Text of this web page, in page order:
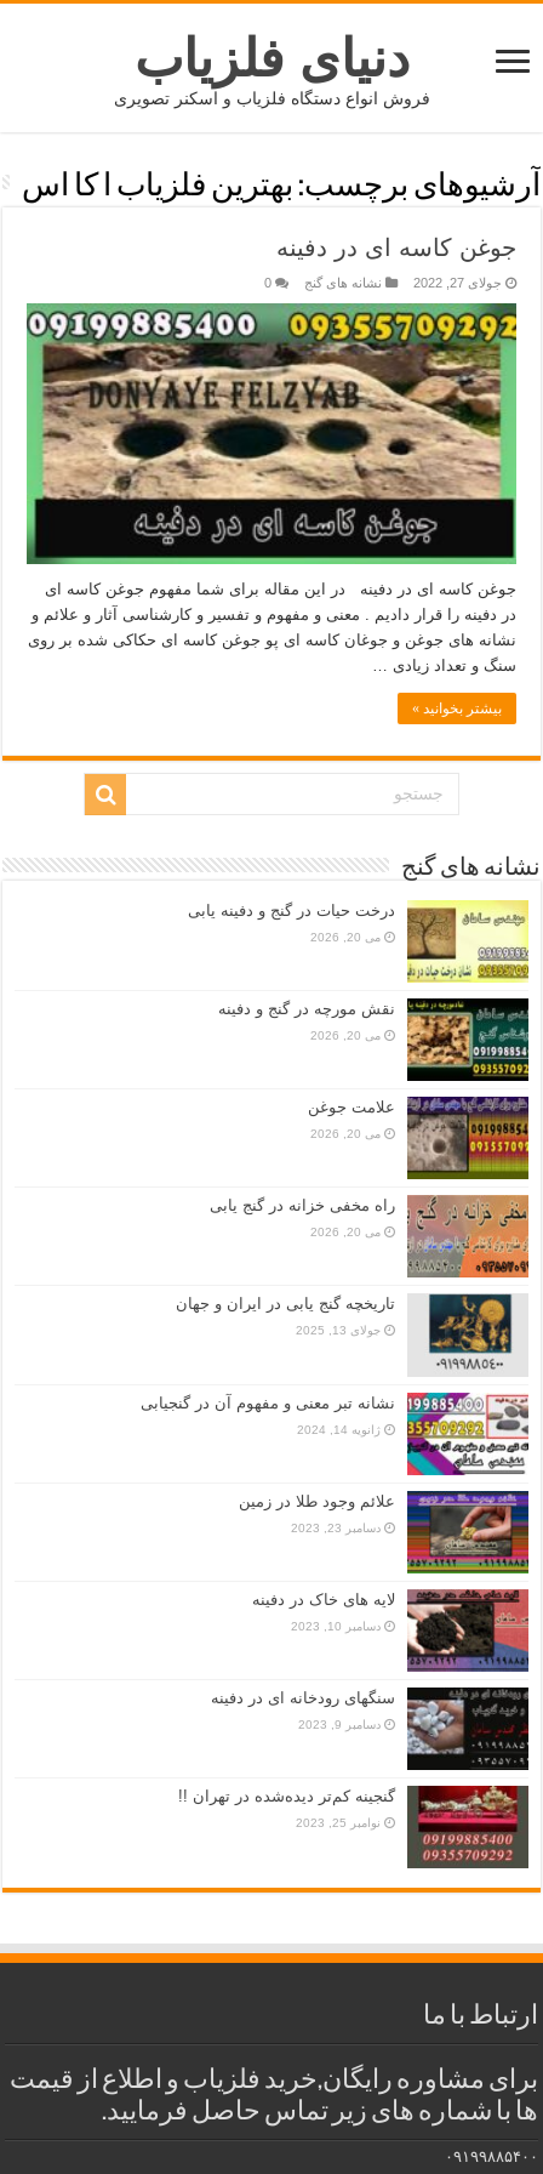
دنیای فلزیاب
فروش انواع دستگاه فلزیاب و اسکنر تصویری
آرشیوهای برچسب: بهترین فلزیاب ا کا اس
جوغن کاسه ای در دفینه
جولای 27, 2022 نشانه های گنج 0
جوغن کاسه ای در دفینه در این مقاله برای شما مفهوم جوغن کاسه ای
در دفینه را قرار دادیم . معنی و مفهوم و تفسیر و کارشناسی آثار و علائم و
نشانه های جوغن و جوغان کاسه ای پو جوغن کاسه ای حکاکی شده بر روی
سنگ و تعداد زیادی …
بیشتر بخوانید »
نشانه های گنج
درخت حیات در گنج و دفینه یابی
می 20, 2026
نقش مورچه در گنج و دفینه
می 20, 2026
علامت جوغن
می 20, 2026
راه مخفی خزانه در گنج یابی
می 20, 2026
تاریخچه گنج‌ یابی در ایران و جهان
جولای 13, 2025
نشانه تبر معنی و مفهوم آن در گنجیابی
ژانویه 14, 2024
علائم وجود طلا در زمین
دسامبر 23, 2023
لایه های خاک در دفینه
دسامبر 10, 2023
سنگهای رودخانه ای در دفینه
دسامبر 9, 2023
گنجینه کم‌تر دیده‌شده در تهران !!
نوامبر 25, 2023
ارتباط با ما
برای مشاوره رایگان,خرید فلزیاب و اطلاع از قیمت
ها با شماره های زیر تماس حاصل فرمایید.
۰۹۱۹۹۸۸۵۴۰۰